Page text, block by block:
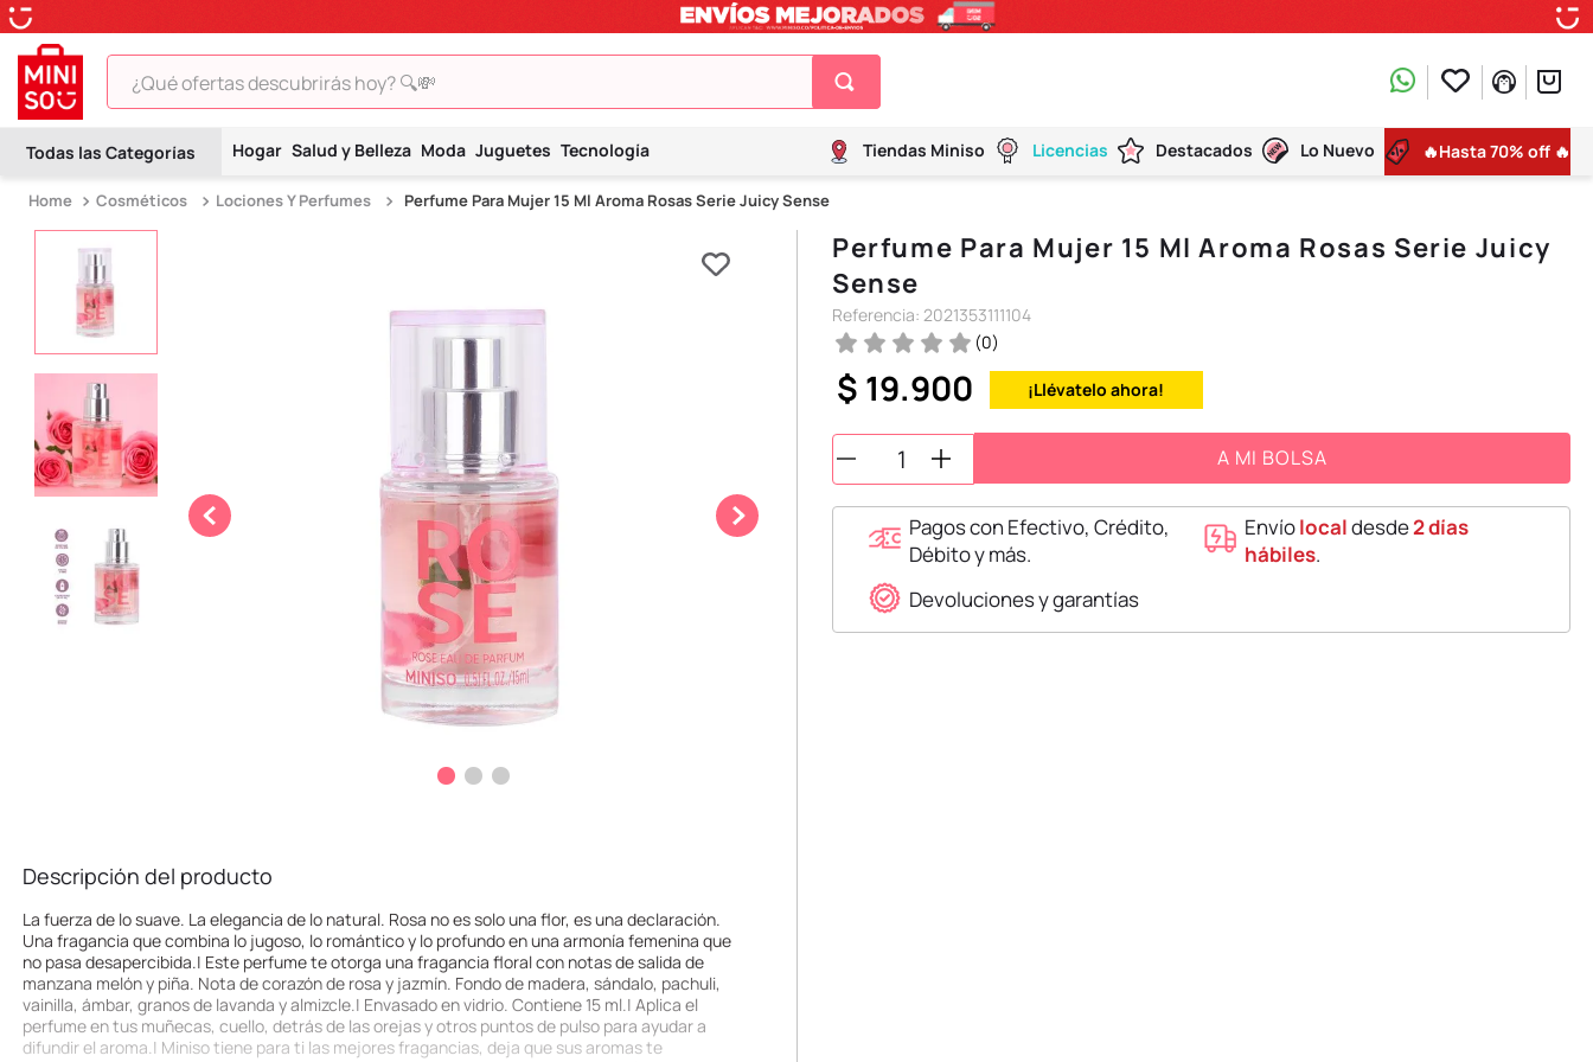
¿Qué ofertas descubrirás hoy? 🔍💸
Hogar Salud y Belleza Moda Juguetes Tecnología Tiendas Miniso Licencias Destacados Lo Nuevo 🔥Hasta 70% off 🔥
Cosméticos Lociones Y Perfumes Perfume Para Mujer 15 Ml Aroma Rosas Serie Juicy Sense
Descripción del producto
La fuerza de lo suave. La elegancia de lo natural. Rosa no es solo una flor, es una declaración.
Una fragancia que combina lo jugoso, lo romántico y lo profundo en una armonía femenina que
no pasa desapercibida.| Este perfume te otorga una fragancia floral con notas de salida de
manzana melón y piña. Nota de corazón de rosa y jazmín. Fondo de madera, sándalo, pachuli,
vainilla, ámbar, granos de lavanda y almizcle.| Envasado en vidrio. Contiene 15 ml.| Aplica el
perfume en tus muñecas, cuello, detrás de las orejas y otros puntos de pulso para ayudar a
difundir el aroma.| Miniso tiene para ti las mejores fragancias, deja que sus aromas te
Perfume Para Mujer 15 Ml Aroma Rosas Serie Juicy
Sense
Referencia: 2021353111104
(0)
$ 19.900 ¡Llévatelo ahora!
A MI BOLSA
Pagos con Efectivo, Crédito,
Débito y más.
Envíolocaldesde2 días
hábiles.
Devoluciones y garantías
TÉRMINOS MÁS BUSCADOS
2
hello kitty
9.
llaveros
.